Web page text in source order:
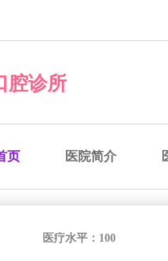
腔诊所
页 医院简介
医疗水平： 100